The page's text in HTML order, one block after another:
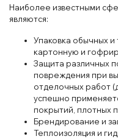
Наиболее известными
являются:
Упаковка обычных и
картонную и
Защита различных
повреждения при
отделочных работ
успешно
покрытий, плотных
Брендирование и
Теплоизоляция и